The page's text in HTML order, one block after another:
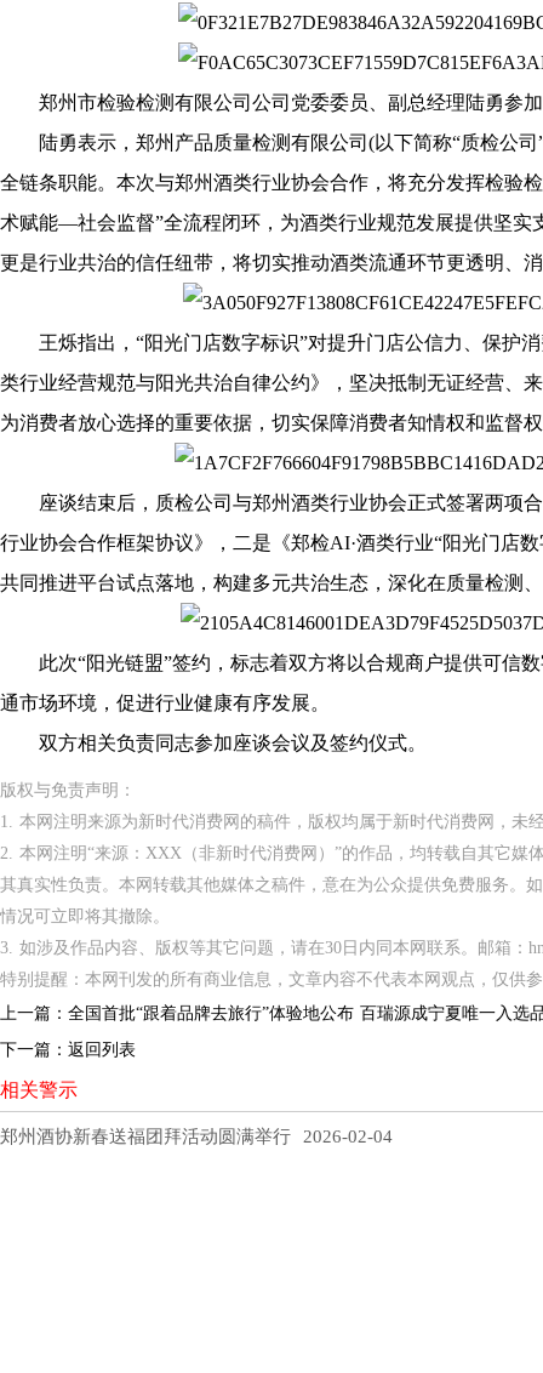
郑州市检验检测有限公司公司党委委员、副总经理陆勇参
陆勇表示，郑州产品质量检测有限公司(以下简称“质检公司
全链条职能。本次与郑州酒类行业协会合作，将充分发挥检
术赋能—社会监督”全流程闭环，为酒类行业规范发展提供坚实
更是行业共治的信任纽带，将切实推动酒类流通环节更透明、
王烁指出，“阳光门店数字标识”对提升门店公信力、保护
类行业经营规范与阳光共治自律公约》，坚决抵制无证经营、
为消费者放心选择的重要依据，切实保障消费者知情权和监督
座谈结束后，质检公司与郑州酒类行业协会正式签署两项
行业协会合作框架协议》，二是《郑检AI·酒类行业“阳光门店
共同推进平台试点落地，构建多元共治生态，深化在质量检测
此次“阳光链盟”签约，标志着双方将以合规商户提供可信
通市场环境，促进行业健康有序发展。
双方相关负责同志参加座谈会议及签约仪式。
版权与免责声明：
1. 本网注明来源为新时代消费网的稿件，版权均属于新时代消费网，未
2. 本网注明“来源：XXX（非新时代消费网）”的作品，均转载自其它
其真实性负责。本网转载其他媒体之稿件，意在为公众提供免费服务。
情况可立即将其撤除。
3. 如涉及作品内容、版权等其它问题，请在30日内同本网联系。邮箱：
特别提醒：本网刊发的所有商业信息，文章内容不代表本网观点，仅供
上一篇： 全国首批“跟着品牌去旅行”体验地公布 百瑞源成宁夏唯一入选
下一篇： 返回列表
相关警示
郑州酒协新春送福团拜活动圆满举行 2026-02-04